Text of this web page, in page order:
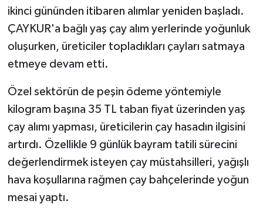
ikinci gününden itibaren alımlar yeniden başladı.
ÇAYKUR'a bağlı yaş çay alım yerlerinde yoğunluk
oluşurken, üreticiler topladıkları çayları satmaya
etmeye devam etti.
Özel sektörün de peşin ödeme yöntemiyle
kilogram başına 35 TL taban fiyat üzerinden yaş
çay alımı yapması, üreticilerin çay hasadın ilgisini
artırdı. Özellikle 9 günlük bayram tatili sürecini
değerlendirmek isteyen çay müstahsilleri, yağışlı
hava koşullarına rağmen çay bahçelerinde yoğun
mesai yaptı.
Otomobil
POLİTİKA
Sağlık
SİYASET
SPOR HABERLERİ
TEKNOLOJİ
Turizm